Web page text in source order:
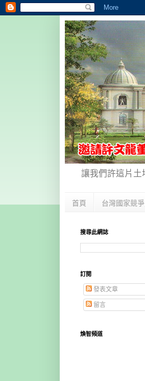
讓我們許這片土
首頁 台灣國家競
搜尋此網誌
訂閱
發表文章
留言
煥智頻道